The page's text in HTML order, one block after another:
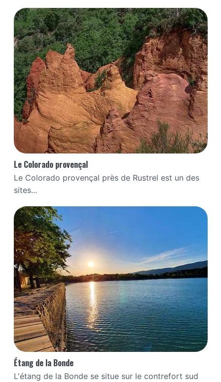
Le Colorado provençal
Le Colorado provençal près de Rustrel est un des
sites...
Étang de la Bonde
L'étang de la Bonde se situe sur le contrefort sud